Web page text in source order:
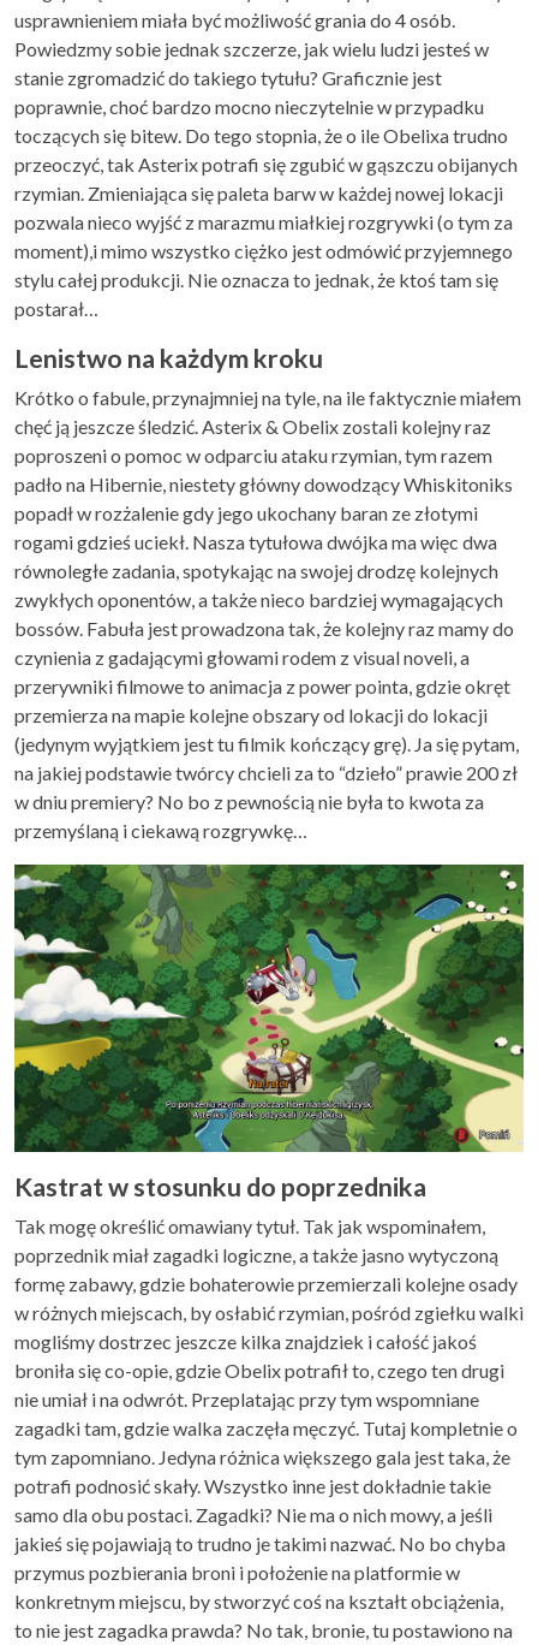
usprawnieniem miała być możliwość grania do 4 osób.
Powiedzmy sobie jednak szczerze, jak wielu ludzi jesteś w
stanie zgromadzić do takiego tytułu? Graficznie jest
poprawnie, choć bardzo mocno nieczytelnie w przypadku
toczących się bitew. Do tego stopnia, że o ile Obelixa trudno
przeoczyć, tak Asterix potrafi się zgubić w gąszczu obijanych
rzymian. Zmieniająca się paleta barw w każdej nowej lokacji
pozwala nieco wyjść z marazmu miałkiej rozgrywki (o tym za
moment),i mimo wszystko ciężko jest odmówić przyjemnego
stylu całej produkcji. Nie oznacza to jednak, że ktoś tam się
postarał…
Lenistwo na każdym kroku
Krótko o fabule, przynajmniej na tyle, na ile faktycznie miałem
chęć ją jeszcze śledzić. Asterix & Obelix zostali kolejny raz
poproszeni o pomoc w odparciu ataku rzymian, tym razem
padło na Hibernie, niestety główny dowodzący Whiskitoniks
popadł w rozżalenie gdy jego ukochany baran ze złotymi
rogami gdzieś uciekł. Nasza tytułowa dwójka ma więc dwa
równoległe zadania, spotykając na swojej drodzę kolejnych
zwykłych oponentów, a także nieco bardziej wymagających
bossów. Fabuła jest prowadzona tak, że kolejny raz mamy do
czynienia z gadającymi głowami rodem z visual noveli, a
przerywniki filmowe to animacja z power pointa, gdzie okręt
przemierza na mapie kolejne obszary od lokacji do lokacji
(jedynym wyjątkiem jest tu filmik kończący grę). Ja się pytam,
na jakiej podstawie twórcy chcieli za to “dzieło” prawie 200 zł
w dniu premiery? No bo z pewnością nie była to kwota za
przemyślaną i ciekawą rozgrywkę…
Kastrat w stosunku do poprzednika
Tak mogę określić omawiany tytuł. Tak jak wspominałem,
poprzednik miał zagadki logiczne, a także jasno wytyczoną
formę zabawy, gdzie bohaterowie przemierzali kolejne osady
w różnych miejscach, by osłabić rzymian, pośród zgiełku walki
mogliśmy dostrzec jeszcze kilka znajdziek i całość jakoś
broniła się co-opie, gdzie Obelix potrafił to, czego ten drugi
nie umiał i na odwrót. Przeplatając przy tym wspomniane
zagadki tam, gdzie walka zaczęła męczyć. Tutaj kompletnie o
tym zapomniano. Jedyna różnica większego gala jest taka, że
potrafi podnosić skały. Wszystko inne jest dokładnie takie
samo dla obu postaci. Zagadki? Nie ma o nich mowy, a jeśli
jakieś się pojawiają to trudno je takimi nazwać. No bo chyba
przymus pozbierania broni i położenie na platformie w
konkretnym miejscu, by stworzyć coś na kształt obciążenia,
to nie jest zagadka prawda? No tak, bronie, tu postawiono na